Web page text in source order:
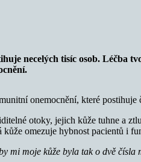
necelých tisíc osob. Léčba
onemocnění, které
otoky, jejich kůže tuhne a
kůže omezuje hybnost pacientů i
mi moje kůže byla tak o dvě čísla